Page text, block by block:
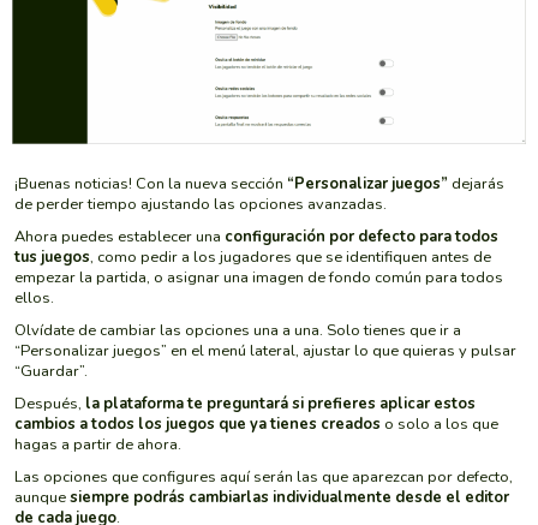
¡Buenas noticias! Con la nueva sección “Personalizar juegos” dejarás
de perder tiempo ajustando las opciones avanzadas.
Ahora puedes establecer una configuración por defecto para todos
tus juegos, como pedir a los jugadores que se identifiquen antes de
empezar la partida, o asignar una imagen de fondo común para todos
ellos.
Olvídate de cambiar las opciones una a una. Solo tienes que ir a
“Personalizar juegos” en el menú lateral, ajustar lo que quieras y pulsar
“Guardar”.
Después, la plataforma te preguntará si prefieres aplicar estos
cambios a todos los juegos que ya tienes creados o solo a los que
hagas a partir de ahora.
Las opciones que configures aquí serán las que aparezcan por defecto,
aunquesiempre podrás cambiarlas individualmente desde el editor
de cada juego.